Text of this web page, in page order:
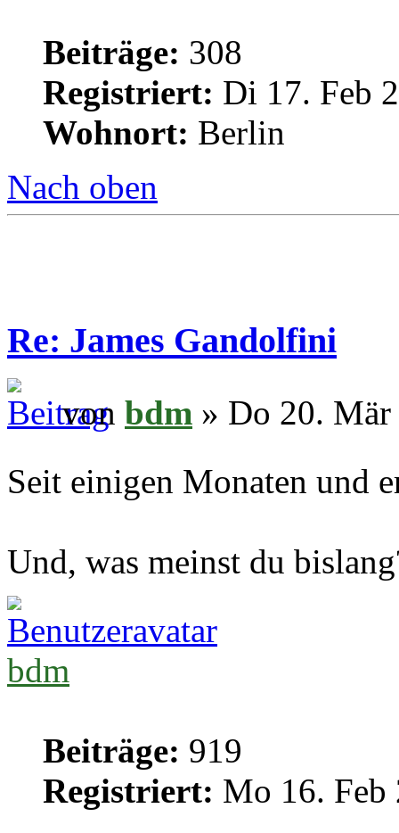
Beiträge: 308
Registriert: Di 17. Feb
Wohnort: Berlin
Nach oben
Re: James Gandolfini
von bdm » Do 20.
Seit einigen Monaten und
Und, was meinst du
bdm
Beiträge: 919
Registriert: Mo 16. Feb